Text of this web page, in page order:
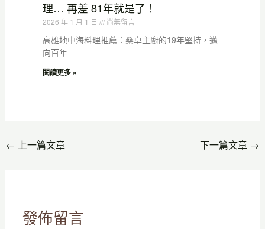
理… 再差 81年就是了！
2026 年 1 月 1 日 尚無留言
高雄地中海料理推薦：桑卓主廚的19年堅持，邁
向百年
閱讀更多 »
← 上一篇文章 下一篇文章 →
發佈留言